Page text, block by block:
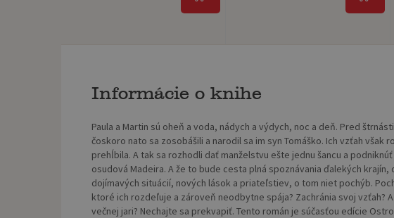
Informácie o knihe
Paula a Martin sú oheň a voda, nádych a výdych, noc a deň. Pred
čoskoro nato sa zosobášili a narodil sa im syn Tomáško. Ich vzťah však
prehĺbila. A tak sa rozhodli dať manželstvu ešte jednu šancu a
osudová Madeira. A že to bude cesta plná spoznávania ďalekých
dojímavých situácií, nových lások a priateľstiev, o tom niet pochýb.
ktoré ich rozdeľuje a zároveň neodbytne spája? Zachránia svoj vzťah?
večnej jari? Nechajte sa prekvapiť. Tento román je súčasťou edície